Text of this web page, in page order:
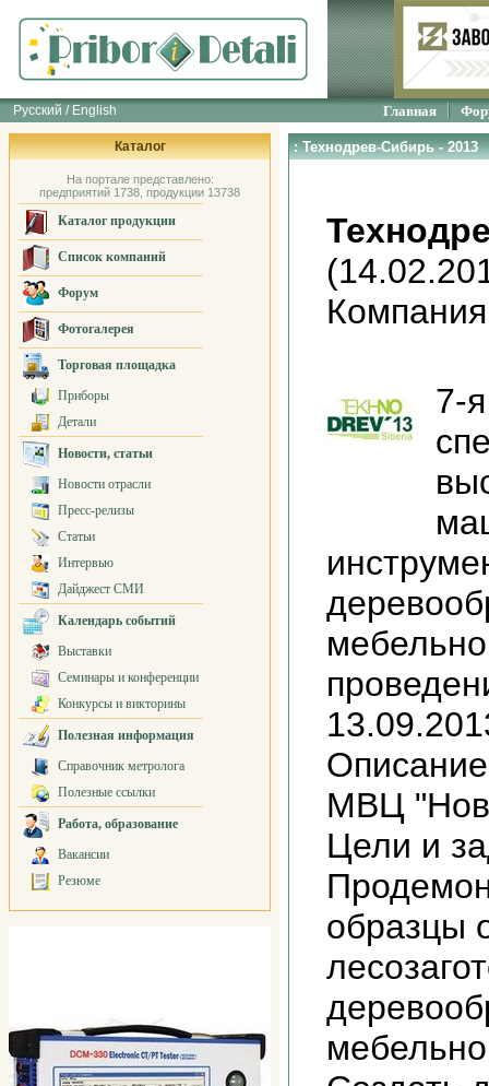
Русский / English Главная
Каталог
На портале представлено:
предприятий 1738, продукции 13738
Каталог продукции
Список компаний
Форум
Фотогалерея
Торговая площадка
Приборы
Детали
Новости, статьи
Новости отрасли
Пресс-релизы
Статьи
Интервью
Дайджест СМИ
Календарь событий
Выставки
Семинары и конференции
Конкурсы и викторины
Полезная информация
Справочник метролога
Полезные ссылки
Работа, образование
Вакансии
Резюме
: Технодрев-Сибирь - 2013
7-
МВЦ
Цели и
образцы